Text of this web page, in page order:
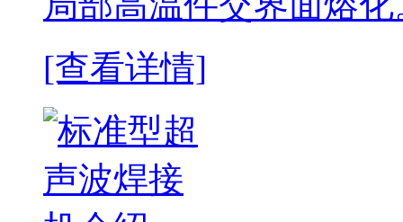
[查看详情]